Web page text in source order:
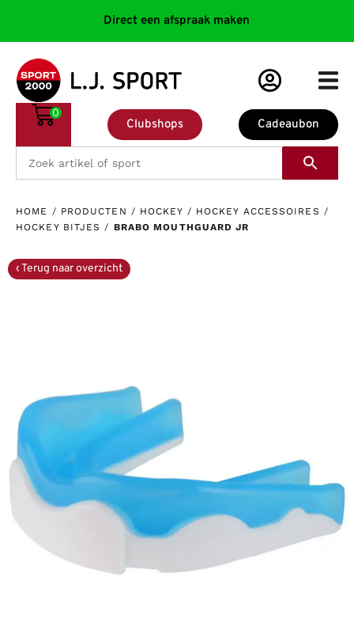
Direct een afspraak maken
Cadeaubon
Clubshops
0
HOME / PRODUCTEN / HOCKEY / HOCKEY ACCESSOIRES /
HOCKEY BITJES / BRABO MOUTHGUARD JR